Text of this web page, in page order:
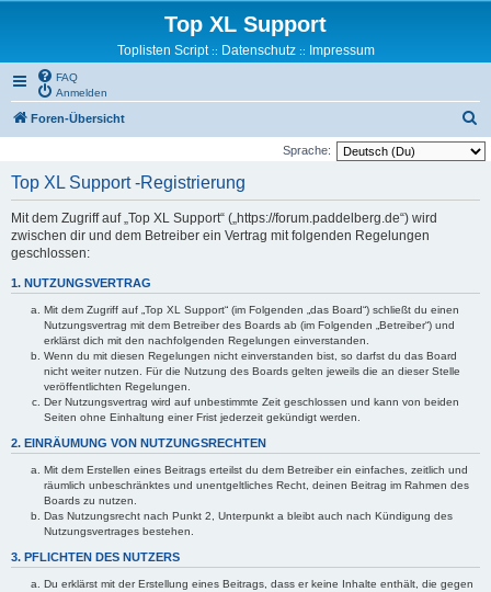
Top XL Support
Toplisten Script:: Datenschutz:: Impressum
FAQ
Anmelden
Foren-Übersicht
u
Sprache:
Top XL Support -Registrierung
Mit dem Zugriff auf „Top XL Support“ („https://forum.paddelberg.de“) wird
zwischen dir und dem Betreiber ein Vertrag mit folgenden Regelungen
geschlossen:
1. NUTZUNGSVERTRAG
Mit dem Zugriff auf „Top XL Support“ (im Folgenden „das Board“) schließt du einen
Nutzungsvertrag mit dem Betreiber des Boards ab (im Folgenden „Betreiber“) und
erklärst dich mit den nachfolgenden Regelungen einverstanden.
Wenn du mit diesen Regelungen nicht einverstanden bist, so darfst du das Board
nicht weiter nutzen. Für die Nutzung des Boards gelten jeweils die an dieser Stelle
veröffentlichten Regelungen.
Der Nutzungsvertrag wird auf unbestimmte Zeit geschlossen und kann von beiden
Seiten ohne Einhaltung einer Frist jederzeit gekündigt werden.
2. EINRÄUMUNG VON NUTZUNGSRECHTEN
Mit dem Erstellen eines Beitrags erteilst du dem Betreiber ein einfaches, zeitlich und
räumlich unbeschränktes und unentgeltliches Recht, deinen Beitrag im Rahmen des
Boards zu nutzen.
Das Nutzungsrecht nach Punkt 2, Unterpunkt a bleibt auch nach Kündigung des
Nutzungsvertrages bestehen.
3. PFLICHTEN DES NUTZERS
Du erklärst mit der Erstellung eines Beitrags, dass er keine Inhalte enthält, die gegen